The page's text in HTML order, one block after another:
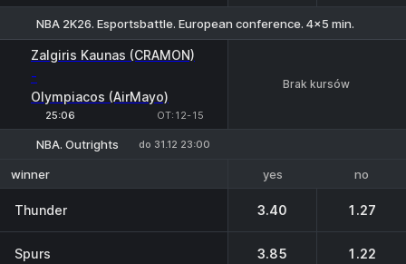
NBA 2K26. Esportsbattle. European conference. 4x5 min.
Zalgiris Kaunas (CRAMON)
-
Olympiacos (AirMayo)
25:06 ОТ:12-15
Brak kursów
NBA. Outrights do 31.12 23:00
winner yes no
Thunder 3.40 1.27
Spurs 3.85 1.22